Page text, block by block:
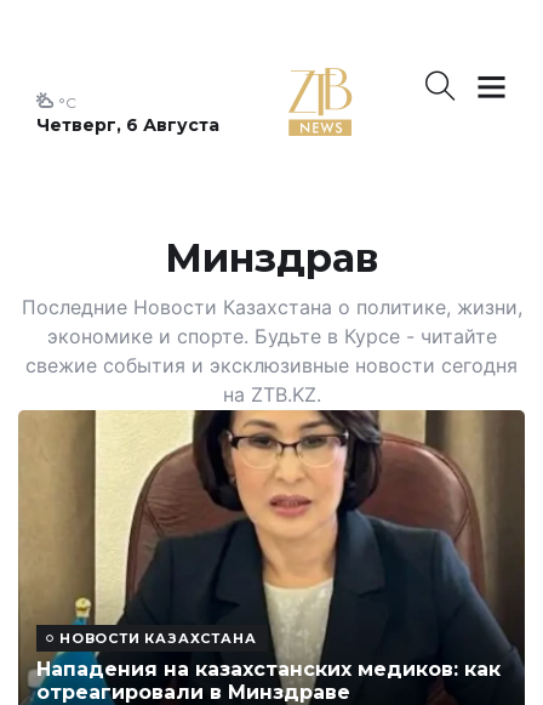
Четверг, 6 Августа
°C
Минздрав
Последние Новости Казахстана о политике, жизни,
экономике и спорте. Будьте в Курсе - читайте
свежие события и эксклюзивные новости сегодня
на ZTB.KZ.
НОВОСТИ КАЗАХСТАНА
Нападения на казахстанских медиков: как
отреагировали в Минздраве